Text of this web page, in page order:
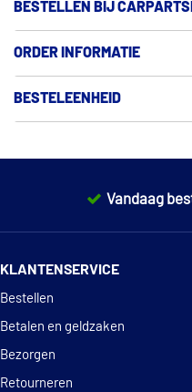
RETOURNEREN
OVER ONS
BESTELLEN BIJ
ORDER INFORMATIE
BESTELEENHEID
Vandaag
KLANTENSERVICE
Bestellen
Betalen en geldzaken
Bezorgen
Retourneren